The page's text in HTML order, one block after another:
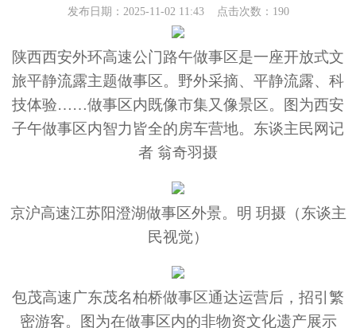
发布日期：2025-11-02 11:43 点击次数：190
陕西西安外环高速公门路午做事区是一座开放式文
旅平静流露主题做事区。野外采摘、平静流露、科
技体验……做事区内既像市集又像景区。图为西安
子午做事区内智力皆全的房车营地。东谈主民网记
者 翁奇羽摄
京沪高速江苏阳澄湖做事区外景。明 玥摄（东谈主
民视觉）
包茂高速广东茂名柏桥做事区通达运营后，招引繁
密游客。图为在做事区内的非物资文化遗产展示